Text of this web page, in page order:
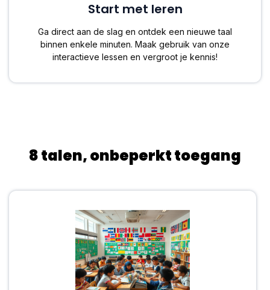
Start met leren
Ga direct aan de slag en ontdek een nieuwe taal
binnen enkele minuten. Maak gebruik van onze
interactieve lessen en vergroot je kennis!
8 talen, onbeperkt toegang